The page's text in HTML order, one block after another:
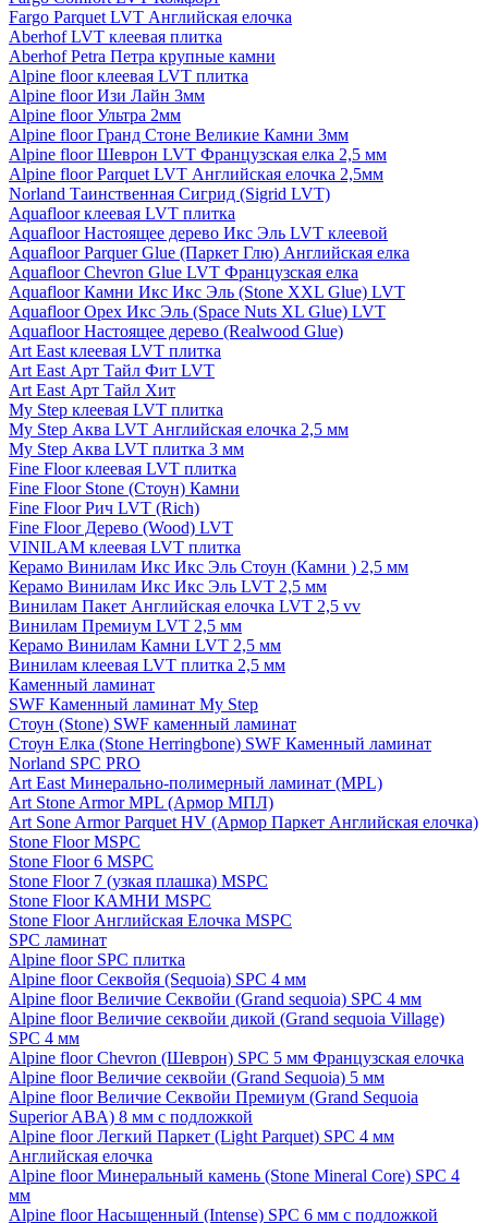
Fargo Parquet LVT Английская елочка
Aberhof LVT клеевая плитка
Aberhof Petra Петра крупные камни
Alpine floor клеевая LVT плитка
Alpine floor Изи Лайн 3мм
Alpine floor Ультра 2мм
Alpine floor Гранд Стоне Великие Камни 3мм
Alpine floor Шеврон LVT Французская елка 2,5 мм
Alpine floor Parquet LVT Английская елочка 2,5мм
Norland Таинственная Сигрид (Sigrid LVT)
Aquafloor клеевая LVT плитка
Aquafloor Настоящее дерево Икс Эль LVT клеевой
Aquafloor Parquer Glue (Паркет Глю) Английская елка
Aquafloor Chevron Glue LVT Французская елка
Aquafloor Камни Икс Икс Эль (Stone XXL Glue) LVT
Aquafloor Орех Икс Эль (Space Nuts XL Glue) LVT
Aquafloor Настоящее дерево (Realwood Glue)
Art East клеевая LVT плитка
Art East Арт Тайл Фит LVT
Art East Арт Тайл Хит
My Step клеевая LVT плитка
My Step Аква LVT Английская елочка 2,5 мм
My Step Аква LVT плитка 3 мм
Fine Floor клеевая LVT плитка
Fine Floor Stone (Стоун) Камни
Fine Floor Рич LVT (Rich)
Fine Floor Дерево (Wood) LVT
VINILAM клеевая LVT плитка
Керамо Винилам Икс Икс Эль Стоун (Камни ) 2,5 мм
Керамо Винилам Икс Икс Эль LVT 2,5 мм
Винилам Пакет Английская елочка LVT 2,5 vv
Винилам Премиум LVT 2,5 мм
Керамо Винилам Камни LVT 2,5 мм
Винилам клеевая LVT плитка 2,5 мм
Каменный ламинат
SWF Каменный ламинат My Step
Стоун (Stone) SWF каменный ламинат
Стоун Елка (Stone Herringbone) SWF Каменный ламинат
Norland SPC PRO
Art East Минерально-полимерный ламинат (MPL)
Art Stone Armor MPL (Армор МПЛ)
Art Sone Armor Parquet HV (Армор Паркет Английская елочка)
Stone Floor MSPC
Stone Floor 6 MSPC
Stone Floor 7 (узкая плашка) MSPC
Stone Floor КАМНИ MSPC
Stone Floor Английская Елочка MSPC
SPC ламинат
Alpine floor SPC плитка
Alpine floor Секвойя (Sequoia) SPC 4 мм
Alpine floor Величие Секвойи (Grand sequoia) SPC 4 мм
Alpine floor Величие секвойи дикой (Grand sequoia Village)
SPC 4 мм
Alpine floor Chevron (Шеврон) SPC 5 мм Французская елочка
Alpine floor Величие секвойи (Grand Sequoia) 5 мм
Alpine floor Величие Секвойи Премиум (Grand Sequoia
Superior ABA) 8 мм с подложкой
Alpine floor Легкий Паркет (Light Parquet) SPC 4 мм
Английская елочка
Alpine floor Минеральный камень (Stone Mineral Core) SPC 4
мм
Alpine floor Насыщенный (Intense) SPC 6 мм с подложкой